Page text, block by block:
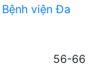
viện Đa
56-66